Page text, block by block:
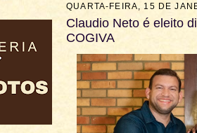
QUARTA-FEIRA, 15 DE
Claudio Neto é eleito
COGIVA